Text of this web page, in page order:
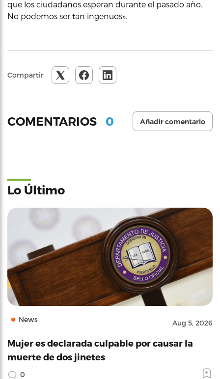
que los ciudadanos esperan durante el pasado año.
No podemos ser tan ingenuos».
Compartir
COMENTARIOS 0 Añadir comentario
Lo Último
News Aug 5, 2026
Mujer es declarada culpable por causar la
muerte de dos jinetes
0